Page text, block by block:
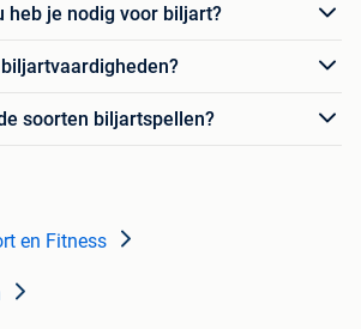
heb je nodig voor biljart?
soorten biljartspellen?
en Fitness